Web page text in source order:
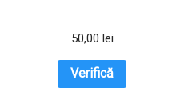
50,00 lei
Verifică